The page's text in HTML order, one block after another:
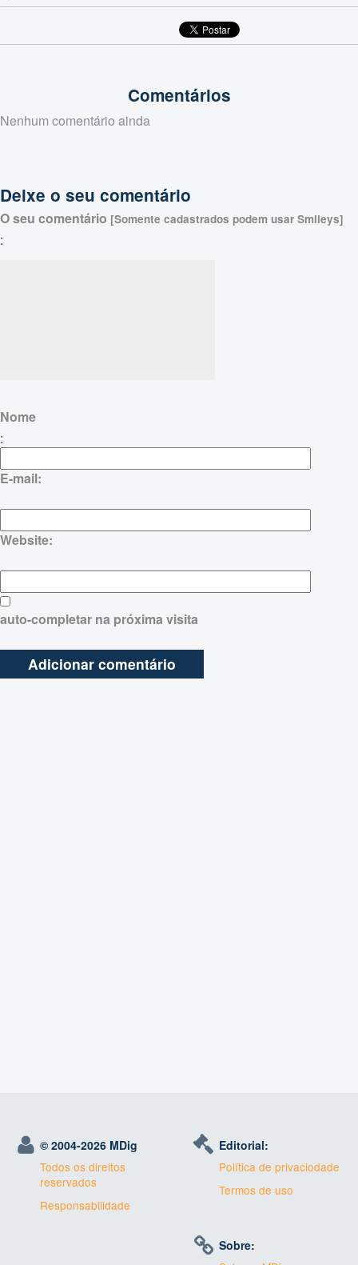
Comentários
Nenhum comentário ainda
Deixe o seu comentário
O seu comentário [Somente cadastrados podem usar Smileys]
:
Nome
:
E-mail:
Website:
auto-completar na próxima visita
© 2004-2026 MDig
Todos os direitos
reservados
Responsabilidade
Editorial:
Política de privaciodade
Termos de uso
Sobre: